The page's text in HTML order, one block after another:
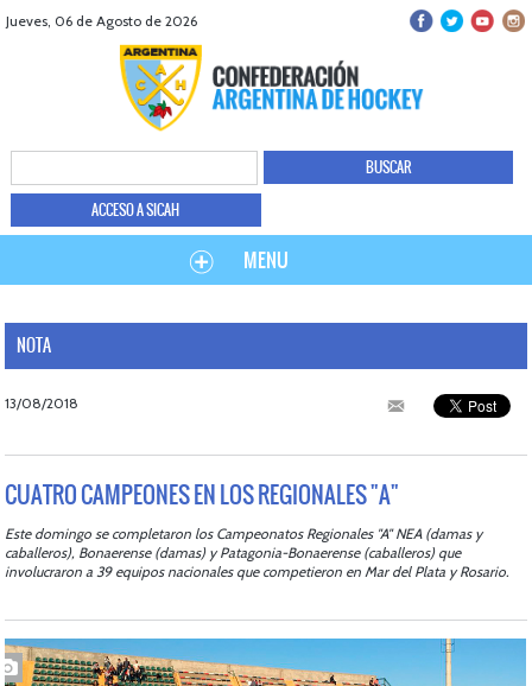
Jueves, 06 de Agosto de 2026
ACCESO A SICAH
MENU
NOTA
13/08/2018
CUATRO CAMPEONES EN LOS REGIONALES "A"
Este domingo se completaron los Campeonatos Regionales "A" NEA (damas y
caballeros), Bonaerense (damas) y Patagonia-Bonaerense (caballeros) que
involucraron a 39 equipos nacionales que competieron en Mar del Plata y Rosario.